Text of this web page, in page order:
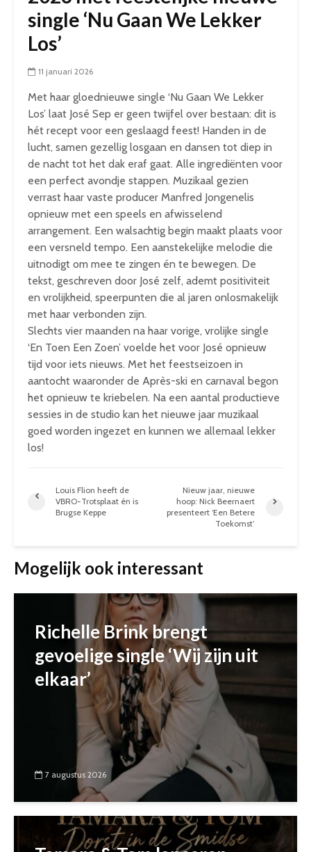
single ‘Nu Gaan We Lekker
Los’
11 januari 2026
Met haar gloednieuwe single ‘Nu Gaan We Lekker
Los’ laat José Sep er geen twijfel over bestaan: dit is
hét recept voor een geslaagd feest! Handen in de
lucht, samen gezellig losgaan en dansen tot diep in
de nacht tot het dak eraf gaat. Alle ingrediënten voor
een perfect avondje stappen. Muzikaal gezien
verrast haar vaste producer Manfred Jongenelis
opnieuw met een speels en afwisselend
arrangement. Een walsachtig begin maakt plaats voor
een versneld tempo. Een aanstekelijke melodie die
uitnodigt om mee te zingen én te bewegen. De
tekst, geschreven door José zelf, ademt positiviteit
en vrolijkheid, speerpunten die al jaren onlosmakelijk
met haar verbonden zijn.
Slechts vier maanden na haar vorige, vrolijke single
‘En Toen Een Zoen’ voelde het voor José opnieuw
tijd voor iets nieuws. Met het feestseizoen in
aantocht waaronder de Après-ski en carnaval begon
het opnieuw te kriebelen. Na een aantal productieve
sessies in de studio kan het nieuwe jaar muzikaal
goed worden ingezet en kunnen we allemaal lekker
los!
Louis Flion heeft de
VBRO-Trotsplaat én is
Brugse Keppe
Nieuw jaar, nieuwe
hoop: Nick Beernaert
presenteert ‘Een Betere
Toekomst’
Mogelijk ook interessant
Richelle Brink brengt
gevoelige single ‘Wij zijn uit
elkaar’
7 augustus 2026